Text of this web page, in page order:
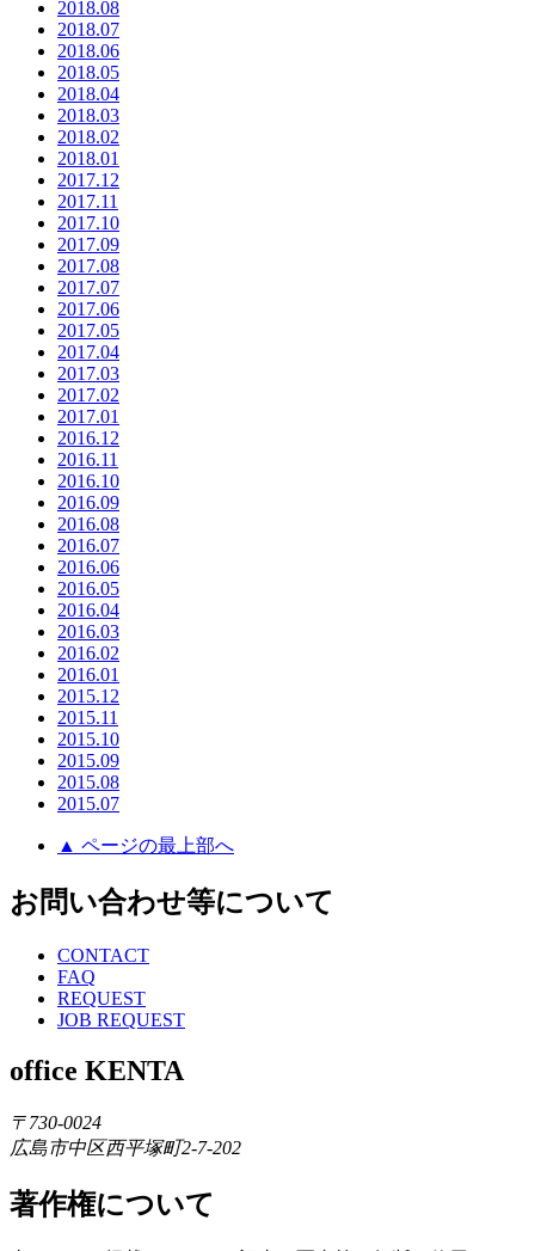
2018.08
2018.07
2018.06
2018.05
2018.04
2018.03
2018.02
2018.01
2017.12
2017.11
2017.10
2017.09
2017.08
2017.07
2017.06
2017.05
2017.04
2017.03
2017.02
2017.01
2016.12
2016.11
2016.10
2016.09
2016.08
2016.07
2016.06
2016.05
2016.04
2016.03
2016.02
2016.01
2015.12
2015.11
2015.10
2015.09
2015.08
2015.07
▲ ページの最上部へ
お問い合わせ等について
CONTACT
FAQ
REQUEST
JOB REQUEST
office KENTA
〒730-0024
広島市中区西平塚町2-7-202
著作権について